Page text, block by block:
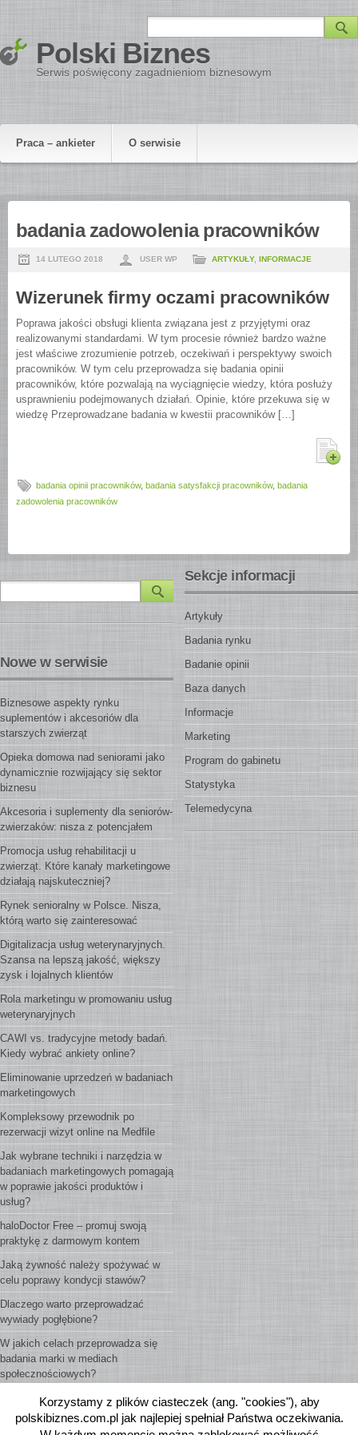
Polski Biznes
Serwis poświęcony zagadnieniom biznesowym
Praca – ankieter O serwisie
badania zadowolenia pracowników
14 LUTEGO 2018 USER WP ARTYKUŁY, INFORMACJE
Wizerunek firmy oczami pracowników
Poprawa jakości obsługi klienta związana jest z przyjętymi oraz
realizowanymi standardami. W tym procesie również bardzo ważne
jest właściwe zrozumienie potrzeb, oczekiwań i perspektywy swoich
pracowników. W tym celu przeprowadza się badania opinii
pracowników, które pozwalają na wyciągnięcie wiedzy, która posłuży
usprawnieniu podejmowanych działań. Opinie, które przekuwa się w
wiedzę Przeprowadzane badania w kwestii pracowników […]
badania opinii pracowników, badania satysfakcji pracowników, badania
zadowolenia pracowników
Nowe w serwisie
Biznesowe aspekty rynku
suplementów i akcesoriów dla
starszych zwierząt
Opieka domowa nad seniorami jako
dynamicznie rozwijający się sektor
biznesu
Akcesoria i suplementy dla seniorów-
zwierzaków: nisza z potencjałem
Promocja usług rehabilitacji u
zwierząt. Które kanały marketingowe
działają najskuteczniej?
Rynek senioralny w Polsce. Nisza,
którą warto się zainteresować
Digitalizacja usług weterynaryjnych.
Szansa na lepszą jakość, większy
zysk i lojalnych klientów
Rola marketingu w promowaniu usług
weterynaryjnych
CAWI vs. tradycyjne metody badań.
Kiedy wybrać ankiety online?
Eliminowanie uprzedzeń w badaniach
marketingowych
Kompleksowy przewodnik po
rezerwacji wizyt online na Medfile
Jak wybrane techniki i narzędzia w
badaniach marketingowych pomagają
w poprawie jakości produktów i
usług?
haloDoctor Free – promuj swoją
praktykę z darmowym kontem
Jaką żywność należy spożywać w
celu poprawy kondycji stawów?
Dlaczego warto przeprowadzać
wywiady pogłębione?
W jakich celach przeprowadza się
badania marki w mediach
społecznościowych?
Sekcje informacji
Artykuły
Badania rynku
Badanie opinii
Baza danych
Informacje
Marketing
Program do gabinetu
Statystyka
Telemedycyna
Korzystamy z plików ciasteczek (ang. "cookies"), aby
polskibiznes.com.pl jak najlepiej spełniał Państwa oczekiwania.